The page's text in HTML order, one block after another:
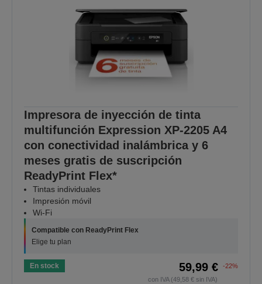
Impresora de inyección de tinta
multifunción Expression XP-2205 A4
con conectividad inalámbrica y 6
meses gratis de suscripción
ReadyPrint Flex*
Tintas individuales
Impresión móvil
Wi-Fi
Compatible con ReadyPrint Flex
Elige tu plan
En stock 59,99 €
-22%
con IVA (49,58 € sin IVA)